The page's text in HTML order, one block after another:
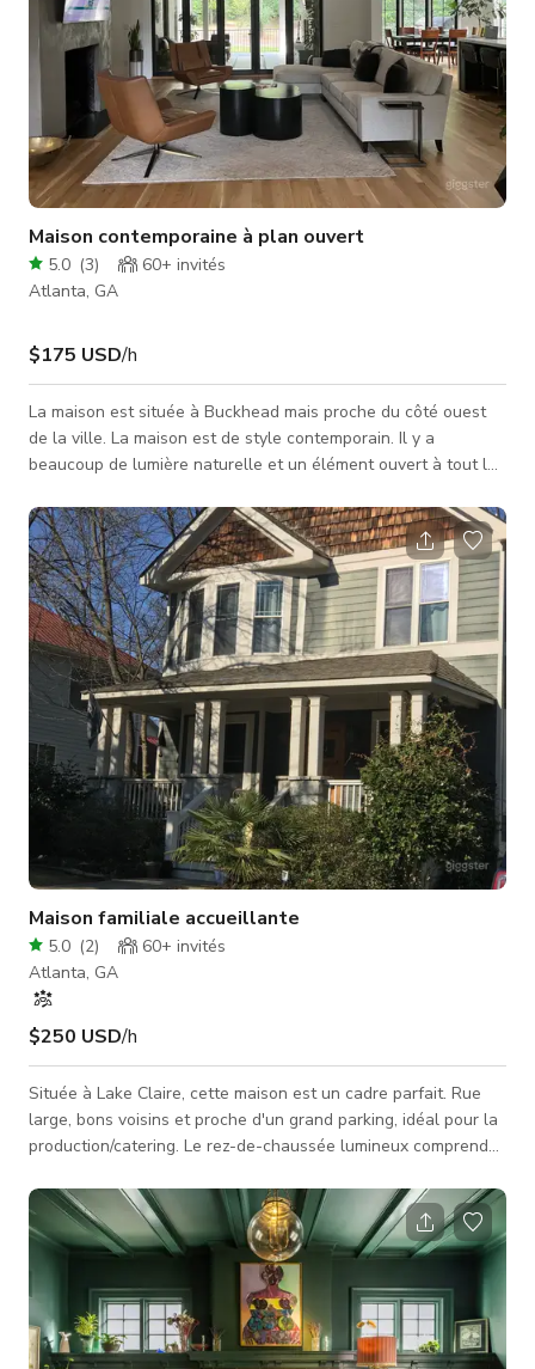
Maison contemporaine à plan ouvert
5.0 (3) 60+ invités
Atlanta, GA
$175 USD/h
La maison est située à Buckhead mais proche du côté ouest
de la ville. La maison est de style contemporain. Il y a
beaucoup de lumière naturelle et un élément ouvert à tout le
Le terrain arrière est ouvert avec beaucoup de grands arbres.
La propriété est clôturée avec une clôture en fer noir.
Maison familiale accueillante
5.0 (2) 60+ invités
Atlanta, GA
$250 USD/h
Située à Lake Claire, cette maison est un cadre parfait. Rue
large, bons voisins et proche d'un grand parking, idéal pour la
production/catering. Le rez-de-chaussée lumineux comprend
à manger formelle et un salon avec cheminée et étagères
intégrées. À l'étage se trouvent une chambre principale avec
salle de bain attenante et trois chambres pour préadolescents
avec salle de bain. Le jardin avant est joliment paysagé ave